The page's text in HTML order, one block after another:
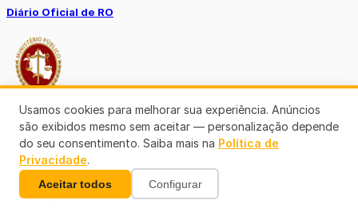
Diário Oficial de RO
Transparência RO
Usamos cookies para melhorar sua experiência. Anúncios
são exibidos mesmo sem aceitar — personalização depende
do seu consentimento. Saiba mais na Política de
Privacidade.
Aceitar todos Configurar